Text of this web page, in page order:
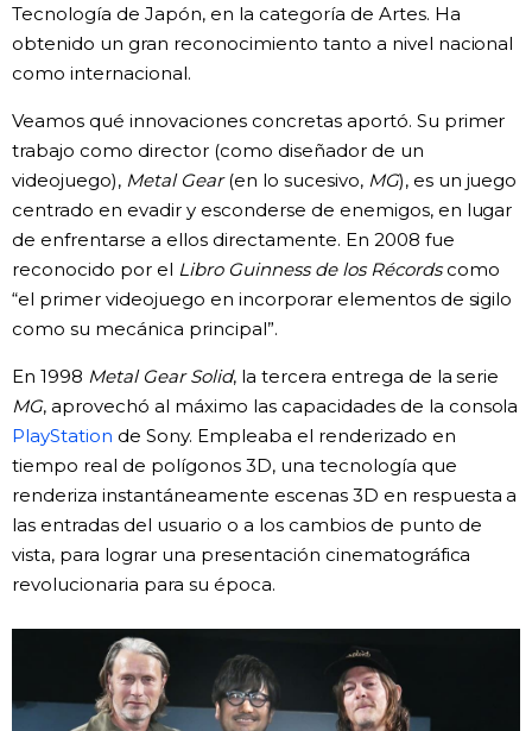
Tecnología de Japón, en la categoría de Artes. Ha
obtenido un gran reconocimiento tanto a nivel nacional
como internacional.
Veamos qué innovaciones concretas aportó. Su primer
trabajo como director (como diseñador de un
videojuego), Metal Gear(en lo sucesivo, MG), es un juego
centrado en evadir y esconderse de enemigos, en lugar
de enfrentarse a ellos directamente. En 2008 fue
reconocido por el Libro Guinness de los Récordscomo
“el primer videojuego en incorporar elementos de sigilo
como su mecánica principal”.
En 1998 Metal Gear Solid, la tercera entrega de la serie
MG, aprovechó al máximo las capacidades de la consola
PlayStation de Sony. Empleaba el renderizado en
tiempo real de polígonos 3D, una tecnología que
renderiza instantáneamente escenas 3D en respuesta a
las entradas del usuario o a los cambios de punto de
vista, para lograr una presentación cinematográfica
revolucionaria para su época.